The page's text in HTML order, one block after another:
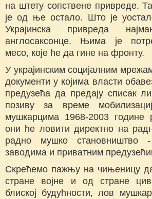
на штету сопствене привреде.
је од ње остало. Што је
Украјинска привреда
англосаксонце. Њима је
месо, које ће да гине на фронту.
У украјинским социјалним
документи у којима власти
предузећа да предају списак
позиву за време
мушкарцима 1968-2003 године
они ће ловити директно на
радно мушко становништво
заводима и приватним
Скрећемо пажњу на чињеницу
стране војне и од стране
блиској будућности, лов